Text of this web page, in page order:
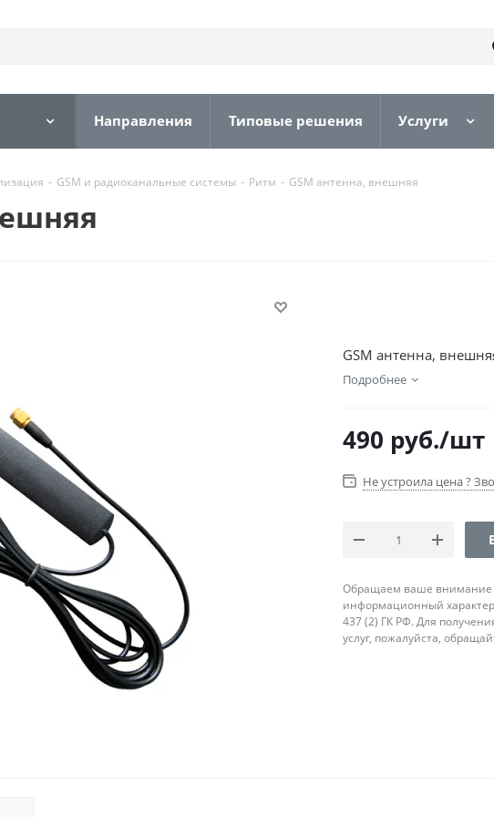
Направления Типовые решения Услуги
- GSM и радиоканальные системы - Ритм - GSM антенна, внешняя
GSM антенна,
Подробнее
490 руб./шт
Не устроила цена ?
Обращаем ваше внимание
информационный
437 (2) ГК РФ. Для
услуг, пожалуйста,